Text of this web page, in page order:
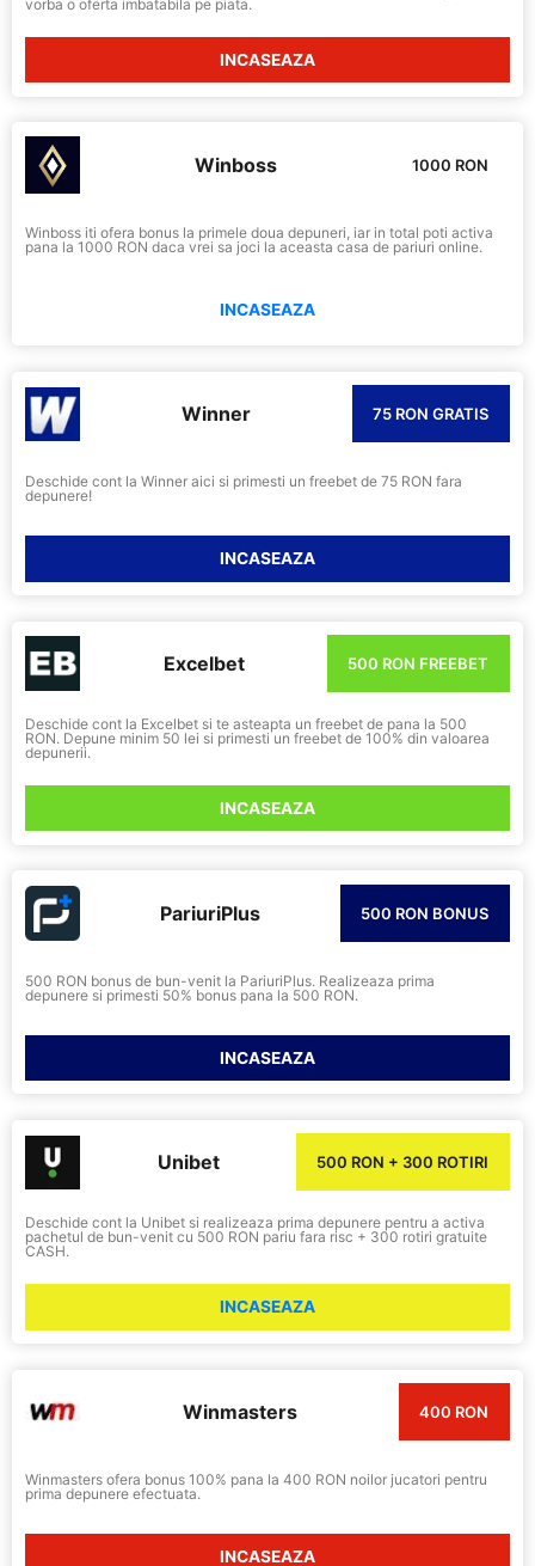
vorba o oferta imbatabila pe piata.
INCASEAZA
Winboss 1000 RON
Winboss iti ofera bonus la primele doua depuneri, iar in total poti activa
pana la 1000 RON daca vrei sa joci la aceasta casa de pariuri online.
INCASEAZA
Winner 75 RON GRATIS
Deschide cont la Winner aici si primesti un freebet de 75 RON fara
depunere!
INCASEAZA
Excelbet 500 RON FREEBET
Deschide cont la Excelbet si te asteapta un freebet de pana la 500
RON. Depune minim 50 lei si primesti un freebet de 100% din valoarea
depunerii.
INCASEAZA
PariuriPlus 500 RON BONUS
500 RON bonus de bun-venit la PariuriPlus. Realizeaza prima
depunere si primesti 50% bonus pana la 500 RON.
INCASEAZA
Unibet 500 RON + 300 ROTIRI
Deschide cont la Unibet si realizeaza prima depunere pentru a activa
pachetul de bun-venit cu 500 RON pariu fara risc + 300 rotiri gratuite
CASH.
INCASEAZA
Winmasters 400 RON
Winmasters ofera bonus 100% pana la 400 RON noilor jucatori pentru
prima depunere efectuata.
INCASEAZA